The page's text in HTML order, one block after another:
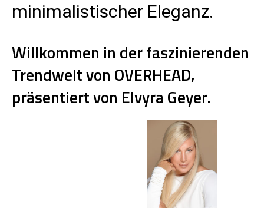
minimalistischer Eleganz.
Willkommen in der faszinierenden
Trendwelt von OVERHEAD,
präsentiert von Elvyra Geyer.